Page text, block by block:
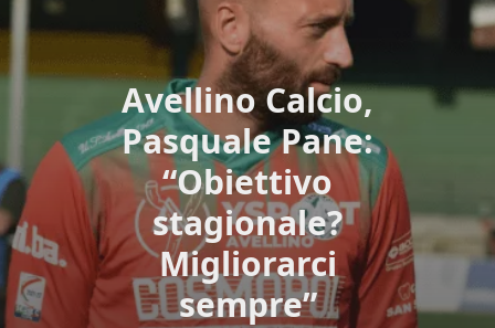
Avellino Calcio,
Pasquale Pane:
“Obiettivo
stagionale?
Migliorarci
sempre”